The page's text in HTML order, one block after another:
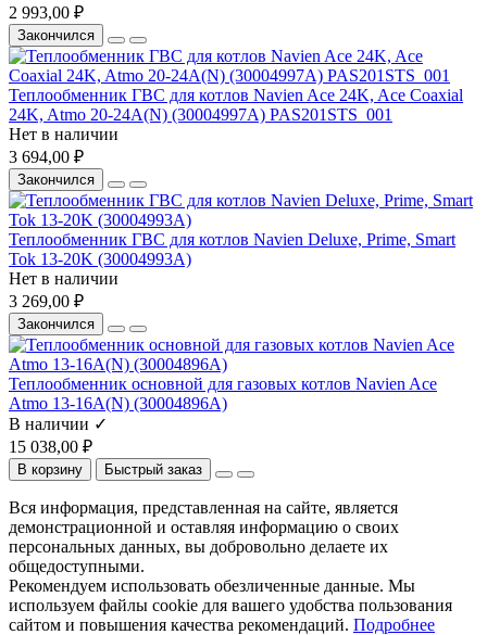
2 993,00 ₽
Закончился
Теплообменник ГВС для котлов Navien Ace 24K, Ace Coaxial
24K, Atmo 20-24A(N) (30004997A) PAS201STS_001
Нет в наличии
3 694,00 ₽
Закончился
Теплообменник ГВС для котлов Navien Deluxe, Prime, Smart
Tok 13-20K (30004993A)
Нет в наличии
3 269,00 ₽
Закончился
Теплообменник основной для газовых котлов Navien Ace
Atmo 13-16A(N) (30004896A)
В наличии ✓
15 038,00 ₽
В корзину Быстрый заказ
Вся информация, представленная на сайте, является
демонстрационной и оставляя информацию о своих
персональных данных, вы добровольно делаете их
общедоступными.
Рекомендуем использовать обезличенные данные. Мы
используем файлы cookie для вашего удобства пользования
сайтом и повышения качества рекомендаций. Подробнее